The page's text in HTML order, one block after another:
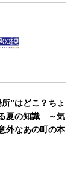
”はどこ？ちょ
夏の知識 ～気
外なあの町の本